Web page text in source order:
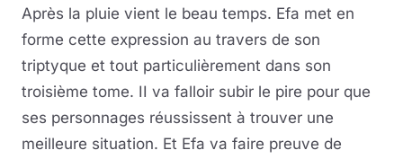
Après la pluie vient le beau temps. Efa met en
forme cette expression au travers de son
triptyque et tout particulièrement dans son
troisième tome. II va falloir subir le pire pour que
ses personnages réussissent à trouver une
meilleure situation. Et Efa va faire preuve de